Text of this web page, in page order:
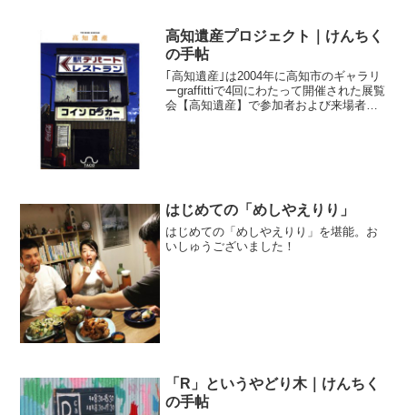
高知遺産プロジェクト｜けんちく
の手帖
｢高知遺産｣は2004年に高知市のギャラリ
ーgraffittiで4回にわたって開催された展覧
会【高知遺産】で参加者および来場者よ
はじめての「めしやえりり」
はじめての「めしやえりり」を堪能。お
いしゅうございました！
「R」というやどり木｜けんちく
の手帖